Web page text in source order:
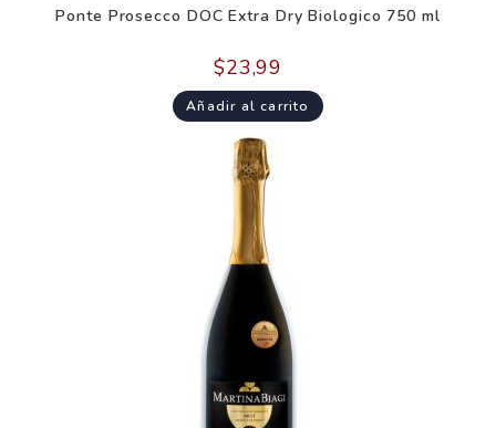
Ponte Prosecco DOC Extra Dry Biologico 750 ml
$23,99
Añadir al carrito